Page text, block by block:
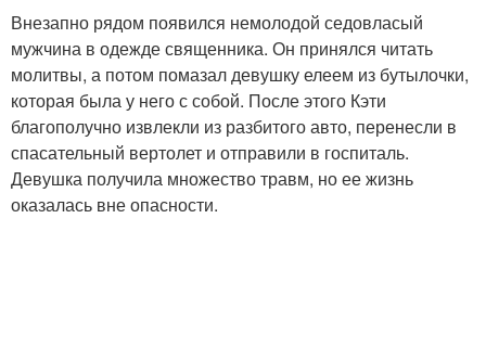
Внезапно рядом появился немолодой седовласый
мужчина в одежде священника. Он принялся читать
молитвы, а потом помазал девушку елеем из бутылочки,
которая была у него с собой. После этого Кэти
благополучно извлекли из разбитого авто, перенесли в
спасательный вертолет и отправили в госпиталь.
Девушка получила множество травм, но ее жизнь
оказалась вне опасности.